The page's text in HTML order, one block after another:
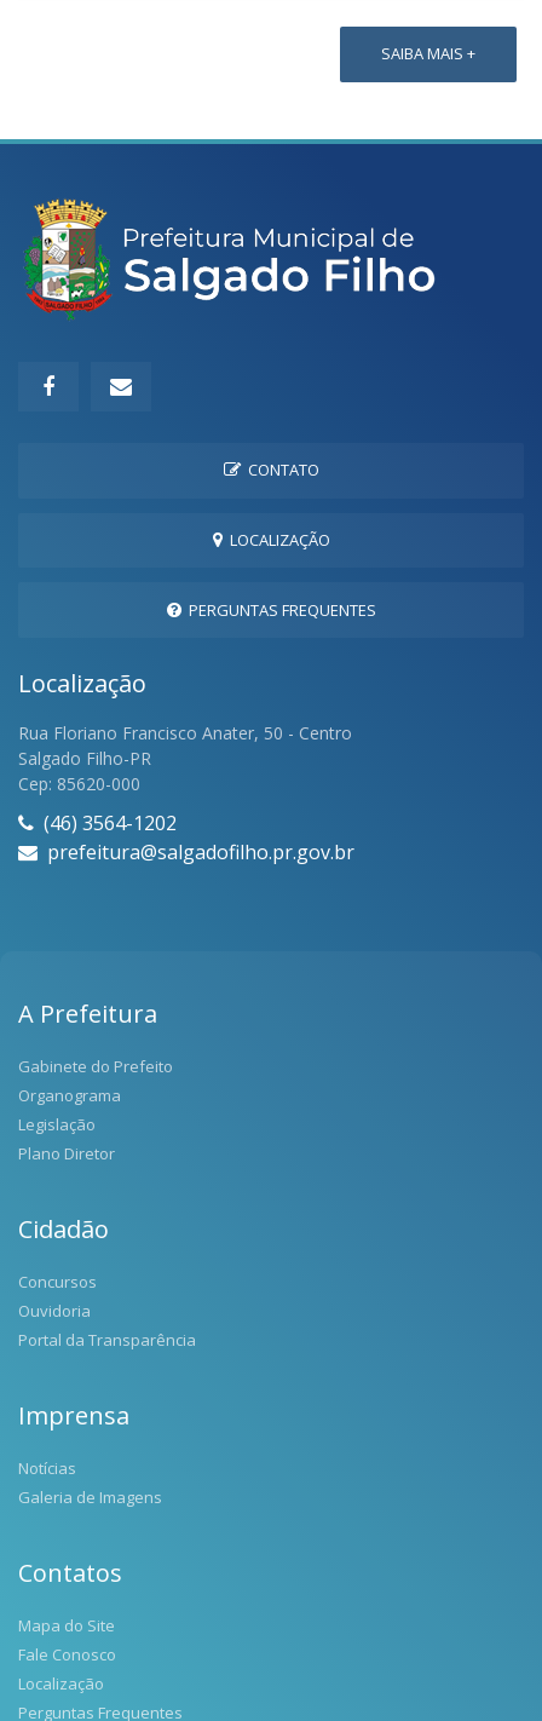
SAIBA MAIS +
CONTATO
LOCALIZAÇÃO
PERGUNTAS FREQUENTES
Localização
Rua Floriano Francisco Anater, 50 - Centro
Salgado Filho-PR
Cep: 85620-000
(46) 3564-1202
prefeitura@salgadofilho.pr.gov.br
A Prefeitura
Gabinete do Prefeito
Organograma
Legislação
Plano Diretor
Cidadão
Concursos
Ouvidoria
Portal da Transparência
Imprensa
Notícias
Galeria de Imagens
Contatos
Mapa do Site
Fale Conosco
Localização
Perguntas Frequentes